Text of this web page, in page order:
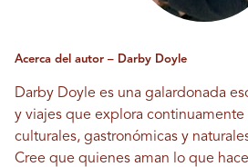
Acerca del autor – Darby Doyle
Darby Doyle es una galardonada
y viajes que explora continuamente
culturales, gastronómicas y
Cree que quienes aman lo que